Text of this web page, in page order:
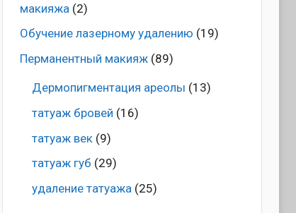
макияжа (2)
Обучение лазерному удалению (19)
Перманентный макияж(89)
Дермопигментация ареолы (13)
татуаж бровей (16)
татуаж век(9)
татуаж губ (29)
удаление татуажа(25)